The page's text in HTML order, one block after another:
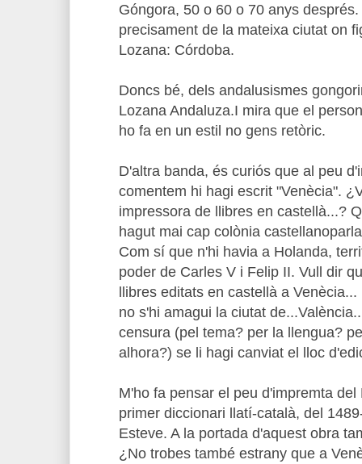
Góngora, 50 o 60 o 70 anys
precisament de la mateixa ciutat on
Lozana: Córdoba.
Doncs bé, dels andalusismes
Lozana Andaluza.I mira que el
ho fa en un estil no gens retòric.
D'altra banda, és curiós que al peu
comentem hi hagi escrit "Venècia".
impressora de llibres en castellà...?
hagut mai cap colònia
Com sí que n'hi havia a Holanda,
poder de Carles V i Felip II. Vull dir
llibres editats en castellà a
no s'hi amagui la ciutat
censura (pel tema? per la llengua?
alhora?) se li hagi canviat el lloc
M'ho fa pensar el peu d'impremta
primer diccionari llatí-català, del
Esteve. A la portada d'aquest obra
¿No trobes també estrany que a